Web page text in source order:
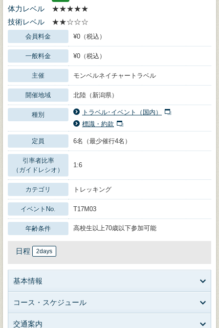
体力レベル
★★★★★
技術レベル
★★☆☆☆
会員料金 ¥0（税込）
一般料金 ¥0（税込）
主催 モンベルネイチャートラベル
開催地域 北陸（新潟県）
種別
トラベル･イベント（国内）
標識・約款
定員 6名（最少催行4名）
引率者比率
（ガイドレシオ）
1:6
カテゴリ トレッキング
イベントNo. T17M03
年齢条件 高校生以上70歳以下参加可能
日程 2days
基本情報
コース・スケジュール
交通案内